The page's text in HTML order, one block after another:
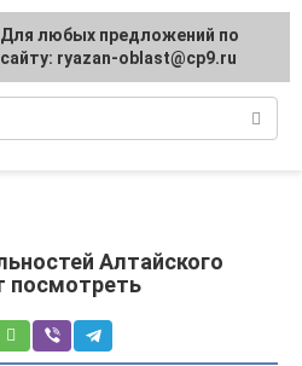
Алтайского
посмотреть
Для любых предложений по
сайту: ryazan-oblast@cp9.ru